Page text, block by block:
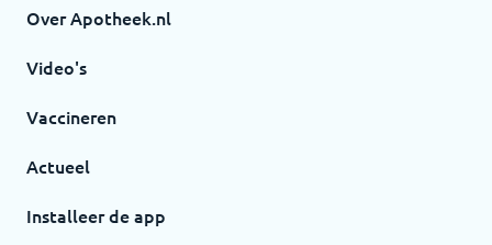
Over Apotheek.nl
Video's
Vaccineren
Actueel
Installeer de app